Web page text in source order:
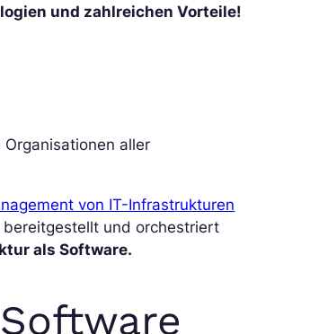
und zahlreichen Vorteile!
aller
von IT-Infrastrukturen
und orchestriert
als Software.